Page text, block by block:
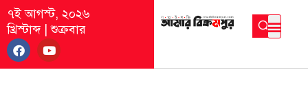
৭ই আগস্ট, ২০২৬
খ্রিস্টাব্দ|শুক্রবার